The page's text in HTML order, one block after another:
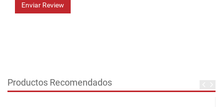
Enviar Review
Productos Recomendados